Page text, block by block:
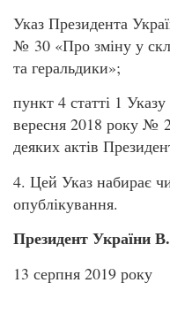
Указ Президента
№ 30 «Про зміну у
та геральдики»;
пункт 4 статті 1
вересня 2018 року №
деяких актів
4. Цей Указ набирає
опублікування.
Президент
13 серпня 2019 року